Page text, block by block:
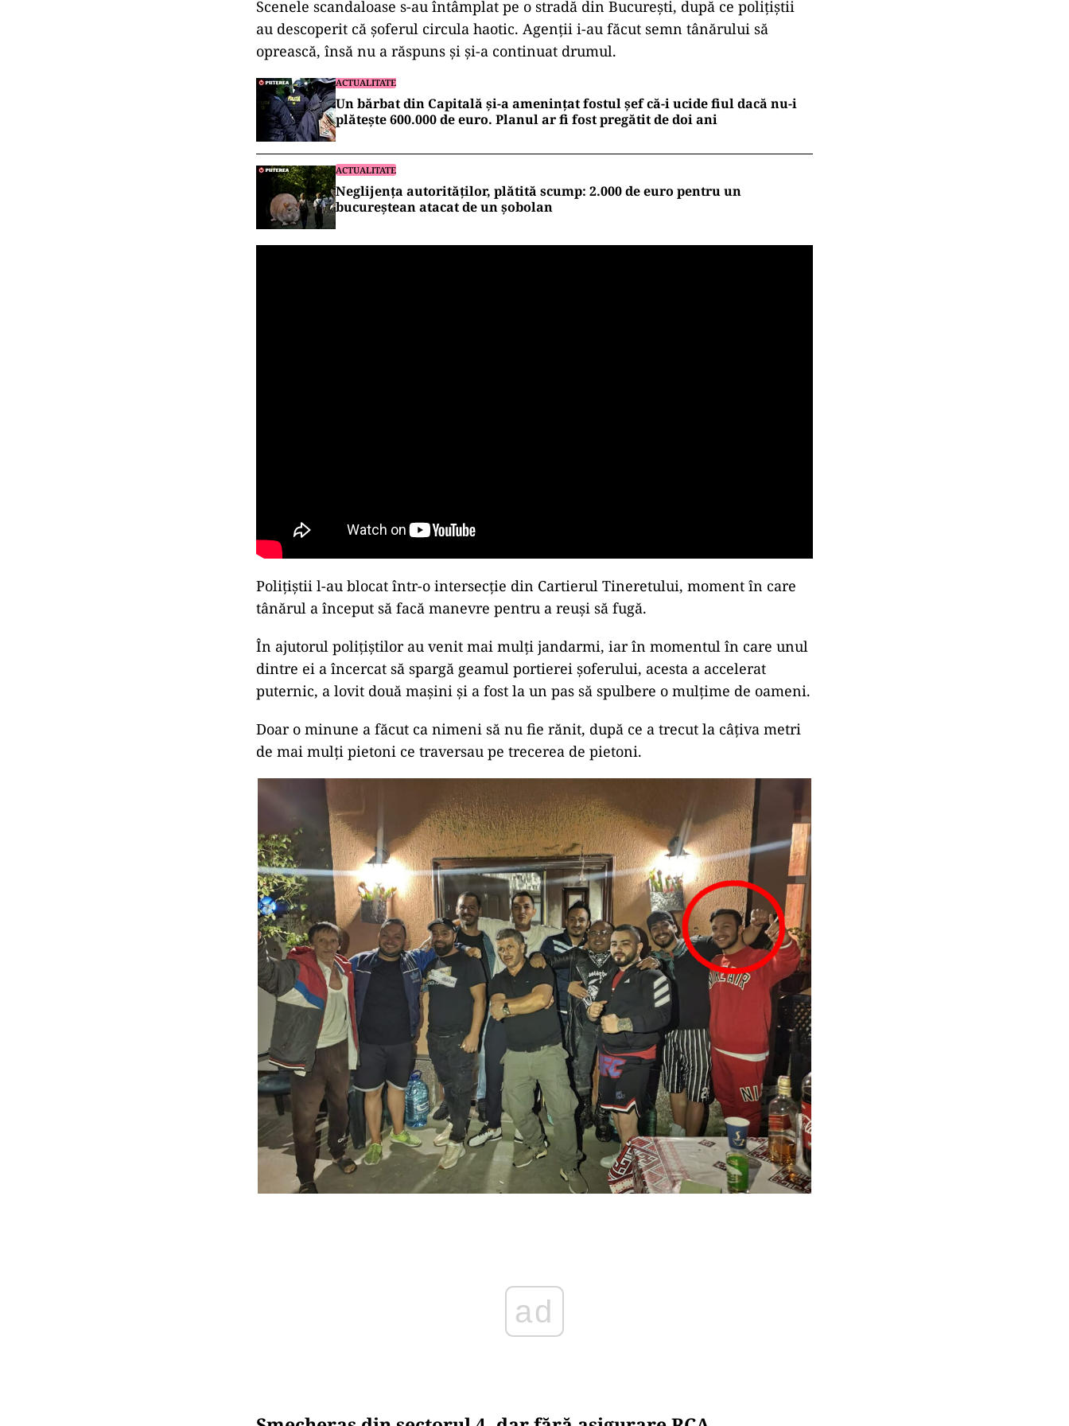
Scenele scandaloase s-au întâmplat pe o stradă din Bucureşti, după ce poliţiştii
au descoperit că şoferul circula haotic. Agenţii i-au făcut semn tânărului să
oprească, însă nu a răspuns şi şi-a continuat drumul.
ACTUALITATE
Un bărbat din Capitală și-a amenințat fostul șef că-i ucide fiul dacă nu-i
plătește 600.000 de euro. Planul ar fi fost pregătit de doi ani
ACTUALITATE
Neglijența autorităților, plătită scump: 2.000 de euro pentru un
bucureștean atacat de un șobolan
Poliţiştii l-au blocat într-o intersecţie din Cartierul Tineretului, moment în care
tânărul a început să facă manevre pentru a reuşi să fugă.
În ajutorul poliţiştilor au venit mai mulţi jandarmi, iar în momentul în care unul
dintre ei a încercat să spargă geamul portierei şoferului, acesta a accelerat
puternic, a lovit două maşini şi a fost la un pas să spulbere o mulţime de oameni.
Doar o minune a făcut ca nimeni să nu fie rănit, după ce a trecut la câțiva metri
de mai mulți pietoni ce traversau pe trecerea de pietoni.
ad